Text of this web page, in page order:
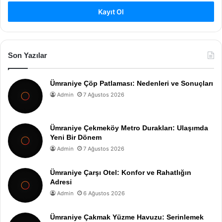
Kayıt Ol
Son Yazılar
Ümraniye Çöp Patlaması: Nedenleri ve Sonuçları
Admin 7 Ağustos 2026
Ümraniye Çekmeköy Metro Durakları: Ulaşımda
Yeni Bir Dönem
Admin 7 Ağustos 2026
Ümraniye Çarşı Otel: Konfor ve Rahatlığın
Adresi
Admin 6 Ağustos 2026
Ümraniye Çakmak Yüzme Havuzu: Serinlemek